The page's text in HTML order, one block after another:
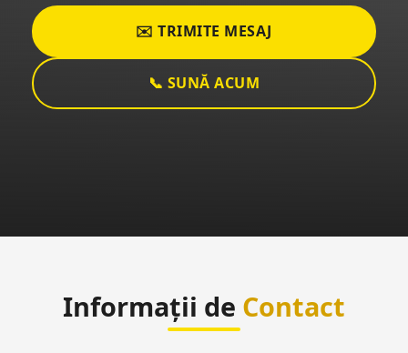
✉️ TRIMITE MESAJ
📞 SUNĂ ACUM
Informații de Contact